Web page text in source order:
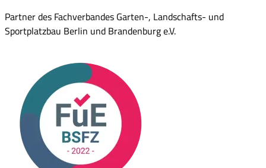
Partner des Fachverbandes Garten-, Landschafts- und
Sportplatzbau Berlin und Brandenburg e.V.